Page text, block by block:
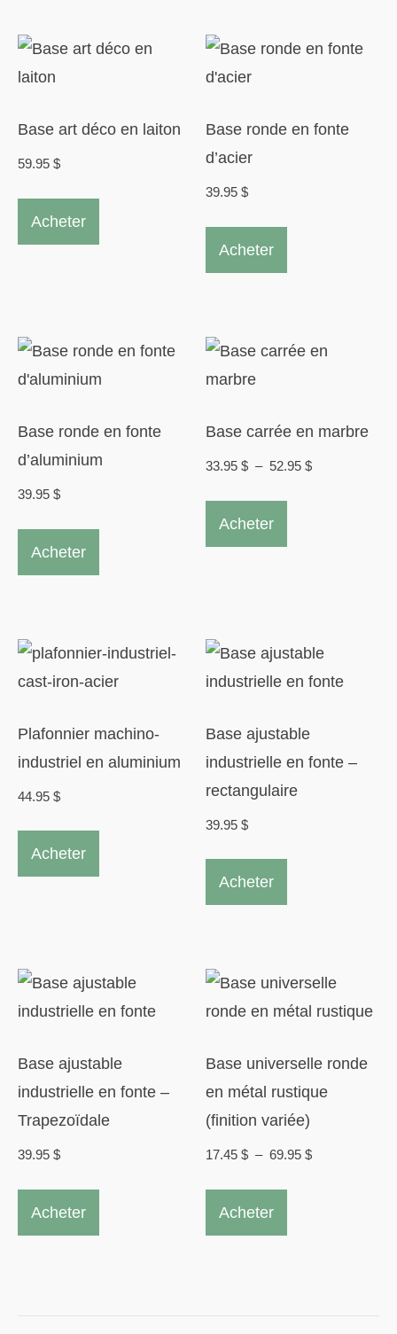
Base art déco en laiton
59.95 $
Acheter
Base ronde en fonte
d’acier
39.95$
Acheter
Base ronde en fonte
d’aluminium
39.95 $
Acheter
Base carrée en marbre
33.95$ – 52.95$Plage
Acheter
Ce
être
choisies
Plafonnier machino-
industriel en aluminium
44.95 $
Acheter
Base ajustable
industrielle en fonte –
rectangulaire
39.95$
Acheter
Base ajustable
industrielle en fonte –
Trapezoïdale
39.95 $
Acheter
Base universelle ronde
en métal rustique
(finition variée)
17.45$ – 69.95$Plage
Acheter
Ce